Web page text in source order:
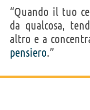
Better Call Saul
“Quando il tuo
da qualcosa,
altro e a
pensiero.”